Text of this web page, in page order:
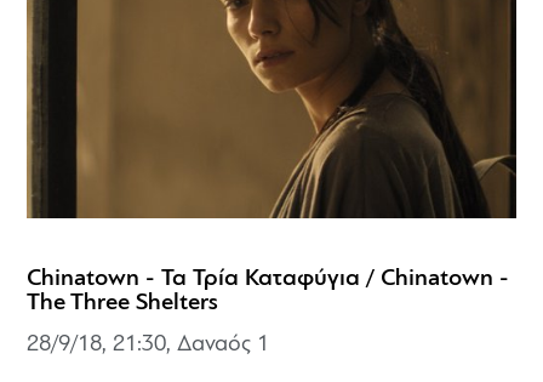
Chinatown - Τα Τρία Καταφύγια / Chinatown -
The Three Shelters
28/9/18, 21:30, Δαναός 1